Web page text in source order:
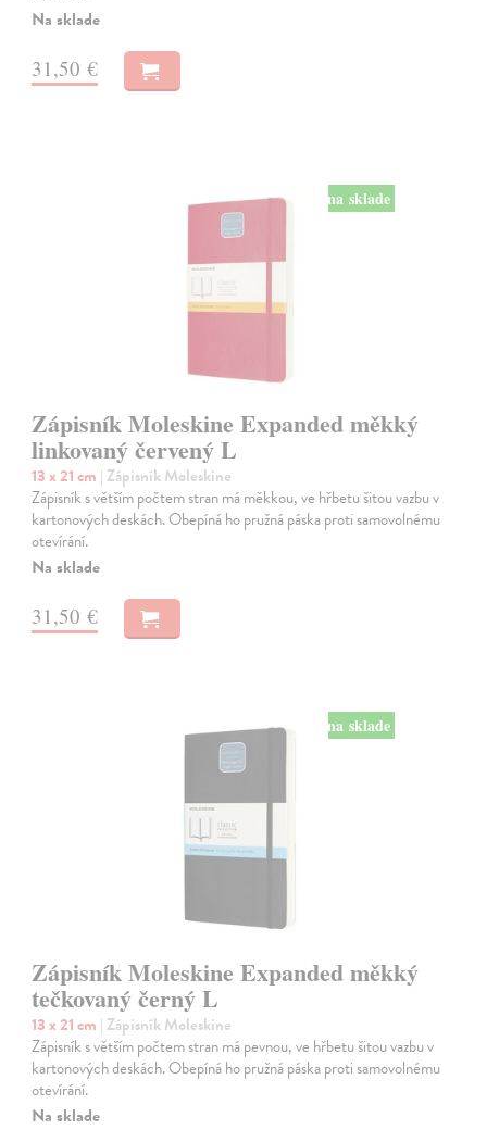
Na sklade
31,50 €
na sklade
Zápisník Moleskine Expanded měkký
linkovaný červený L
13 x 21 cm | Zápisník Moleskine
Zápisník s větším počtem stran má měkkou, ve hřbetu šitou vazbu v
kartonových deskách. Obepíná ho pružná páska proti samovolnému
otevírání.
Na sklade
31,50 €
na sklade
Zápisník Moleskine Expanded měkký
tečkovaný černý L
13 x 21 cm | Zápisník Moleskine
Zápisník s větším počtem stran má pevnou, ve hřbetu šitou vazbu v
kartonových deskách. Obepíná ho pružná páska proti samovolnému
otevírání.
Na sklade